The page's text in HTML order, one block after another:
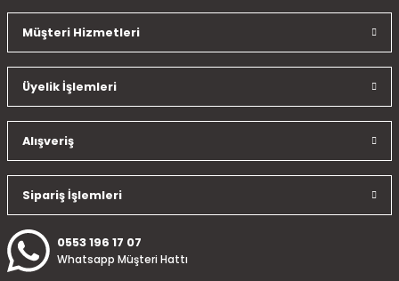
Ürün resmi kalitesiz, bozuk veya görüntülenemiyor.
Ürün açıklamasında eksik bilgiler bulunuyor.
Ürün fiyatı diğer sitelerden daha pahalı.
Bu ürüne benzer farklı alternatifler olmalı.
Müşteri Hizmetleri
Üyelik İşlemleri
Alışveriş
Sipariş İşlemleri
0553 196 17 07
Whatsapp Müşteri Hattı